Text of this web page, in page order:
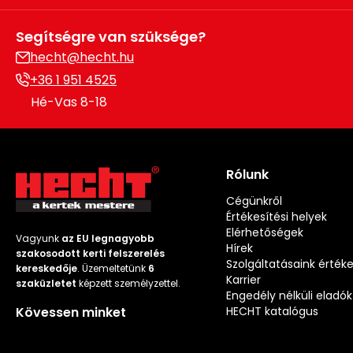
Segítségre van szüksége?
hecht@hecht.hu
+36 1 951 4525
Hé-Vas 8-18
Vagyunk az EU legnagyobb
szakosodott kerti felszerelés
kereskedője. Üzemeltetünk 6
szaküzletet képzett személyzettel.
Kövessen minket
Rólunk
Cégünkről
Értékesítési helyek
Elérhetőségek
Hírek
Szolgáltatásaink
Karrier
Engedély nélküli eladók
HECHT katalógus